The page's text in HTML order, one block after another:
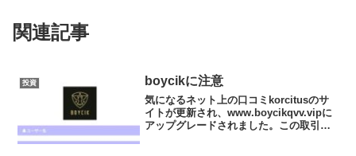
関連記事
投資 boycikに注意
気になるネット上の口コミkorcitusのサ
イトが更新され、www.boycikqvv.vipに
アップグレードされました。この取引所